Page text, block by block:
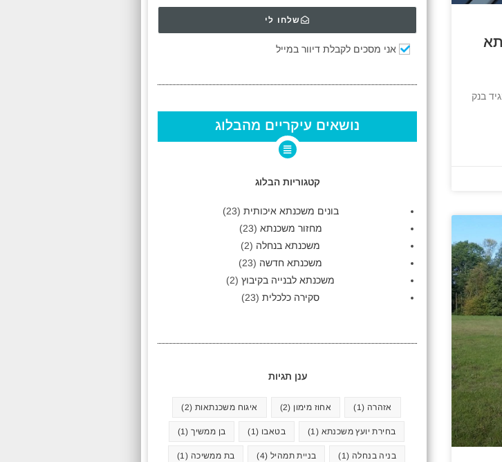
בנק
אני מסכים לקבלת דיוור במייל
שלחו לי
נושאים עיקריים מהבלוג
קטגוריות הבלוג
בונים משכנתא איכותית (23)
מחזור משכנתא (23)
משכנתא בנחלה (2)
משכנתא חדשה (23)
משכנתא לבנייה בקיבוץ (2)
סקירה כלכלית (23)
ענן תגיות
אזהרה (1) אחוז מימון (2) איגוח משכנתאות (2)
בחירת יועץ משכנתא (1) בטאבו (1) בן ממשיך(1)
בניה בנחלה (1) בניית תמהיל (4) בת ממשיכה (1)